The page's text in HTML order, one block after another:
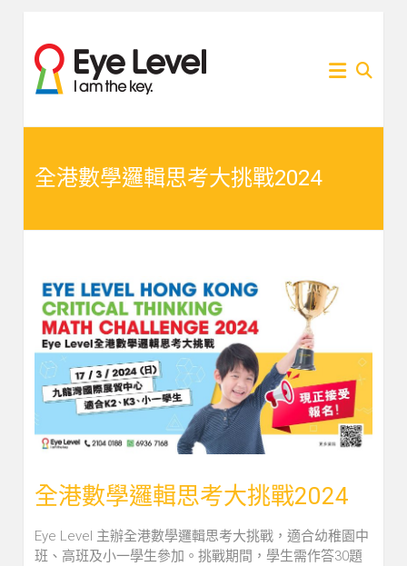
content
Eye
Level
資訊
為各
家長
提供
Eye
的網
站
全港數學邏輯思考大挑戰2024
全港數學邏輯思考大挑戰2024
Eye Level 主辦全港數學邏輯思考大挑戰，適合幼稚園中
班、高班及小一學生參加。挑戰期間，學生需作答30題